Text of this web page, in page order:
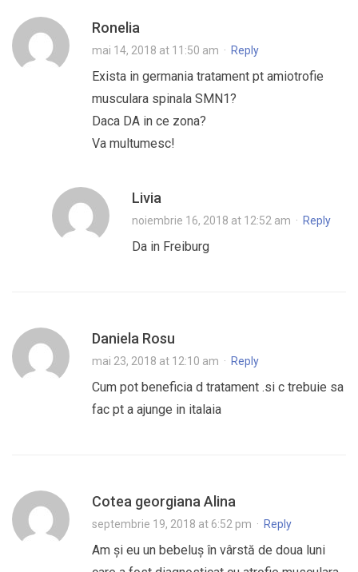
Ronelia
mai 14, 2018 at 11:50 am · Reply
Exista in germania tratament pt amiotrofie
musculara spinala SMN1?
Daca DA in ce zona?
Va multumesc!
Livia
noiembrie 16, 2018 at 12:52 am · Reply
Da in Freiburg
Daniela Rosu
mai 23, 2018 at 12:10 am · Reply
Cum pot beneficia d tratament .si c trebuie sa
fac pt a ajunge in italaia
Cotea georgiana Alina
septembrie 19, 2018 at 6:52 pm · Reply
Am și eu un bebeluș în vârstă de doua luni